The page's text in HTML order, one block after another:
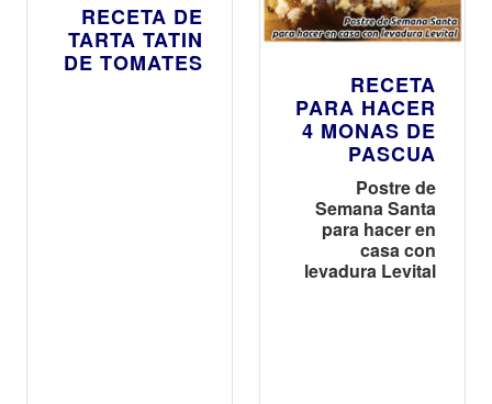
RECETA DE
TARTA TATIN
DE TOMATES
RECETA
PARA HACER
4 MONAS DE
PASCUA
Postre de
Semana Santa
para hacer en
casa con
levadura Levital